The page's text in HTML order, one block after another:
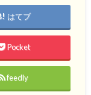
はてブ
Pocket
feedly